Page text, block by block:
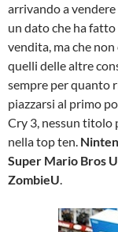
arrivando a vendere
un dato che ha
vendita, ma che
quelli delle altre
sempre per quanto
piazzarsi al primo
Cry 3, nessun titolo
nella top ten.
Super Mario Bros U
ZombieU.